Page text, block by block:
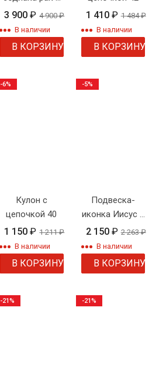
цепочкой
3 900₽ 4 900₽
В наличии
В КОРЗИНУ
1 410 ₽ 1 484₽
В наличии
В КОРЗИНУ
Кулон с
цепочкой 40
1 150₽ 1 211₽
В наличии
В КОРЗИНУ
-6%
Подвеска-
иконка Иисус с
цепочкой
(католическая)
2 150 ₽ 2 263₽
В наличии
В КОРЗИНУ
-5%
-21% -21%